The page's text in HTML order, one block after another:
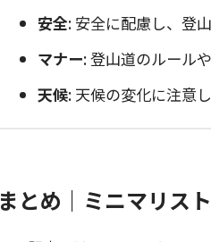
安全: 安全に配慮し、登
マナー: 登山道のルール
天候: 天候の変化に注意
まとめ｜ミニマリス